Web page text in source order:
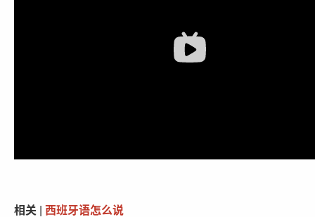
相关 西班牙语怎么说